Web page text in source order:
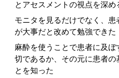
とアセスメントの視点を深め
モニタを見るだけでなく、患
が大事だと改めて勉強できた
麻酔を使うことで患者に及
切であるか、その元に患者の
とを知った